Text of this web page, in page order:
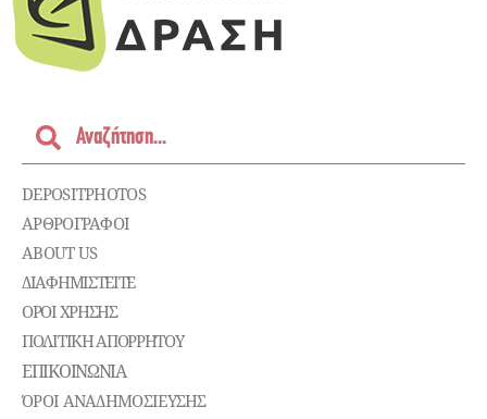
DEPOSITPHOTOS
ΑΡΘΡΟΓΡΑΦΟΙ
ABOUT US
ΔΙΑΦΗΜΙΣΤΕΊΤΕ
ΌΡΟΙ ΧΡΉΣΗΣ
ΠΟΛΙΤΙΚΉ ΑΠΟΡΡΉΤΟΥ
ΕΠΙΚΟΙΝΩΝΊΑ
ΌΡΟΙ ΑΝΑΔΗΜΟΣΙΕΥΣΗΣ